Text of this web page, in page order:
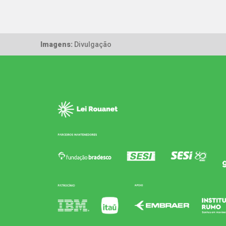
Imagens: Divulgação